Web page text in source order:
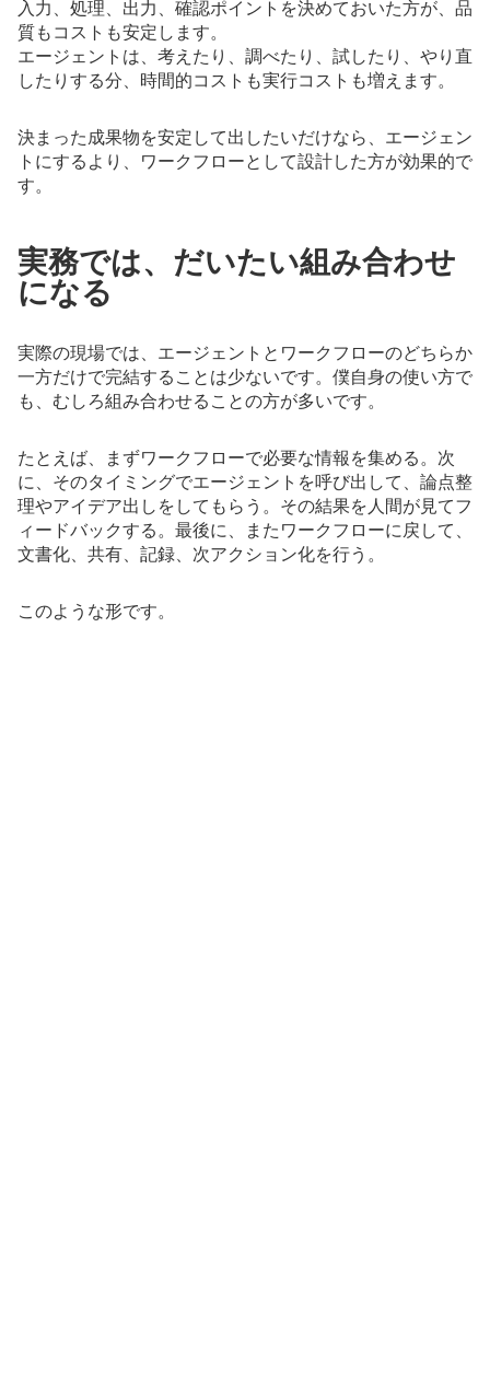
入力、処理、出力、確認ポイントを決めておいた方が、品
質もコストも安定します。
エージェントは、考えたり、調べたり、試したり、やり直
したりする分、時間的コストも実行コストも増えます。
決まった成果物を安定して出したいだけなら、エージェン
トにするより、ワークフローとして設計した方が効果的で
す。
実務では、だいたい組み合わせ
になる
実際の現場では、エージェントとワークフローのどちらか
一方だけで完結することは少ないです。僕自身の使い方で
も、むしろ組み合わせることの方が多いです。
たとえば、まずワークフローで必要な情報を集める。次
に、そのタイミングでエージェントを呼び出して、論点整
理やアイデア出しをしてもらう。その結果を人間が見てフ
ィードバックする。最後に、またワークフローに戻して、
文書化、共有、記録、次アクション化を行う。
このような形です。